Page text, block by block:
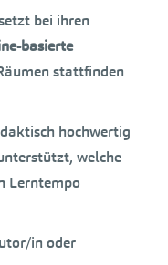
bei ihren
basierte
stattfinden
hochwertig
welche
Lerntempo
in oder